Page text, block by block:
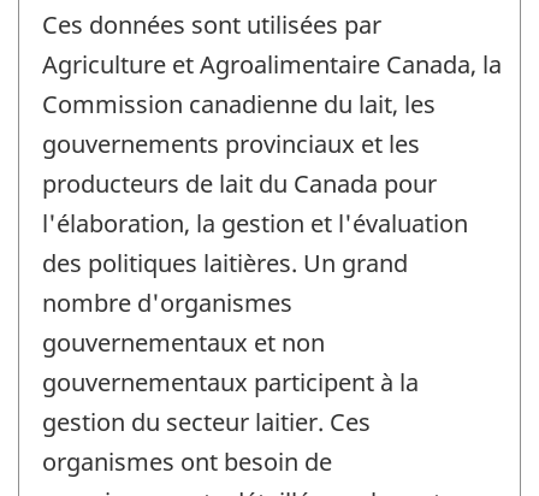
Ces données sont utilisées par
Agriculture et Agroalimentaire Canada, la
Commission canadienne du lait, les
gouvernements provinciaux et les
producteurs de lait du Canada pour
l'élaboration, la gestion et l'évaluation
des politiques laitières. Un grand
nombre d'organismes
gouvernementaux et non
gouvernementaux participent à la
gestion du secteur laitier. Ces
organismes ont besoin de